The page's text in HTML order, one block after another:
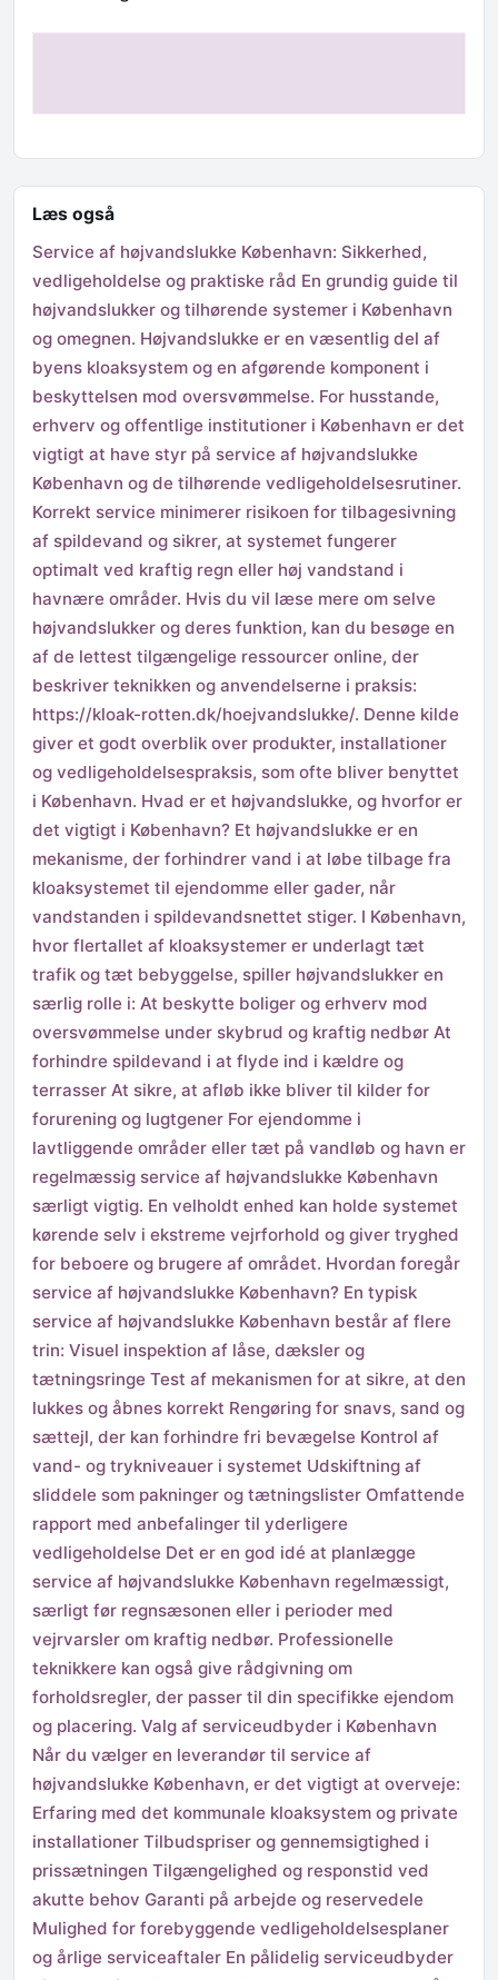
Læs også
Service af højvandslukke København: Sikkerhed,
vedligeholdelse og praktiske råd En grundig guide til
højvandslukker og tilhørende systemer i København
og omegnen. Højvandslukke er en væsentlig del af
byens kloaksystem og en afgørende komponent i
beskyttelsen mod oversvømmelse. For husstande,
erhverv og offentlige institutioner i København er det
vigtigt at have styr på service af højvandslukke
København og de tilhørende vedligeholdelsesrutiner.
Korrekt service minimerer risikoen for tilbagesivning
af spildevand og sikrer, at systemet fungerer
optimalt ved kraftig regn eller høj vandstand i
havnære områder. Hvis du vil læse mere om selve
højvandslukker og deres funktion, kan du besøge en
af de lettest tilgængelige ressourcer online, der
beskriver teknikken og anvendelserne i praksis:
https://kloak-rotten.dk/hoejvandslukke/. Denne kilde
giver et godt overblik over produkter, installationer
og vedligeholdelsespraksis, som ofte bliver benyttet
i København. Hvad er et højvandslukke, og hvorfor er
det vigtigt i København? Et højvandslukke er en
mekanisme, der forhindrer vand i at løbe tilbage fra
kloaksystemet til ejendomme eller gader, når
vandstanden i spildevandsnettet stiger. I København,
hvor flertallet af kloaksystemer er underlagt tæt
trafik og tæt bebyggelse, spiller højvandslukker en
særlig rolle i: At beskytte boliger og erhverv mod
oversvømmelse under skybrud og kraftig nedbør At
forhindre spildevand i at flyde ind i kældre og
terrasser At sikre, at afløb ikke bliver til kilder for
forurening og lugtgener For ejendomme i
lavtliggende områder eller tæt på vandløb og havn er
regelmæssig service af højvandslukke København
særligt vigtig. En velholdt enhed kan holde systemet
kørende selv i ekstreme vejrforhold og giver tryghed
for beboere og brugere af området. Hvordan foregår
service af højvandslukke København? En typisk
service af højvandslukke København består af flere
trin: Visuel inspektion af låse, dæksler og
tætningsringe Test af mekanismen for at sikre, at den
lukkes og åbnes korrekt Rengøring for snavs, sand og
sættejl, der kan forhindre fri bevægelse Kontrol af
vand- og trykniveauer i systemet Udskiftning af
sliddele som pakninger og tætningslister Omfattende
rapport med anbefalinger til yderligere
vedligeholdelse Det er en god idé at planlægge
service af højvandslukke København regelmæssigt,
særligt før regnsæsonen eller i perioder med
vejrvarsler om kraftig nedbør. Professionelle
teknikkere kan også give rådgivning om
forholdsregler, der passer til din specifikke ejendom
og placering. Valg af serviceudbyder i København
Når du vælger en leverandør til service af
højvandslukke København, er det vigtigt at overveje:
Erfaring med det kommunale kloaksystem og private
installationer Tilbudspriser og gennemsigtighed i
prissætningen Tilgængelighed og responstid ved
akutte behov Garanti på arbejde og reservedele
Mulighed for forebyggende vedligeholdelsesplaner
og årlige serviceaftaler En pålidelig serviceudbyder